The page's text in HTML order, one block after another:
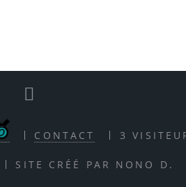
CONTACT 3
SITE CRÉÉ PAR NONO D.